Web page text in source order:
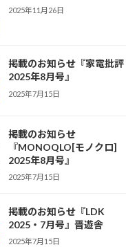
2025年11月26日
掲載のお知らせ『家電批評
2025年8月号』
2025年7月15日
掲載のお知らせ
『MONOQLO[モノクロ]
2025年8月号』
2025年7月15日
掲載のお知らせ『LDK
2025・7月号』晋遊舎
2025年7月15日